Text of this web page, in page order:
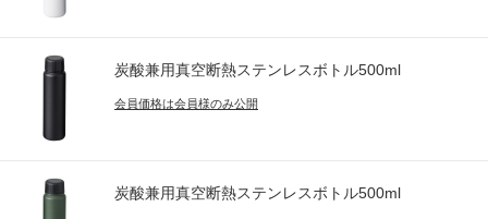
炭酸兼用真空断熱ステンレスボトル500ml
会員価格は会員様のみ公開
炭酸兼用真空断熱ステンレスボトル500ml